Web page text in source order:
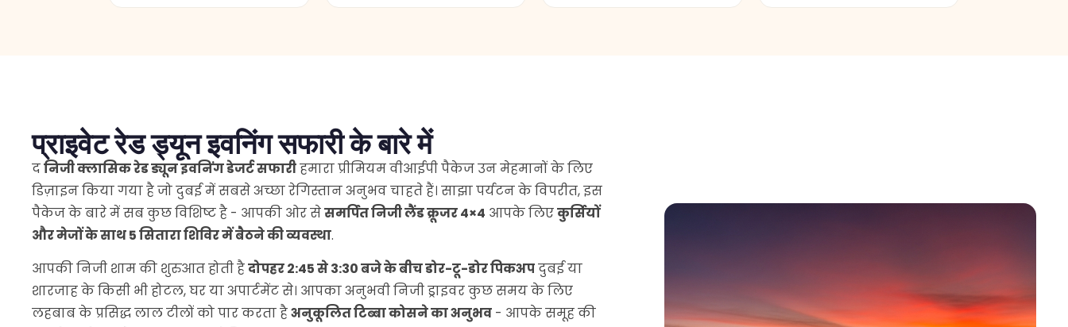
प्राइवेट रेड ड्यून इवनिंग सफारी के बारे में
दनिजी क्लासिक रेड ड्यून इवनिंग डेजर्ट सफारीहमारा प्रीमियम वीआईपी पैकेज उन मेहमानों के लिए
डिज़ाइन किया गया है जो दुबई में सबसे अच्छा रेगिस्तान अनुभव चाहते हैं। साझा पर्यटन के विपरीत, इस
पैकेज के बारे में सब कुछ विशिष्ट है - आपकी ओर सेसमर्पित निजी लैंड क्रूजर 4×4आपके लिएकुर्सियों
और मेजों के साथ 5 सितारा शिविर में बैठने की व्यवस्था.
शारजाह के किसी भी होटल, घर या अपार्टमेंट से। आपका अनुभवी निजी ड्राइवर कुछ समय के लिए
लहबाब के प्रसिद्ध लाल टीलों को पार करता हैअनुकूलित टिब्बा कोसने का अनुभव - आपके समूह की
पसंदीदा तीव्रता के अनुसार समायोजित।